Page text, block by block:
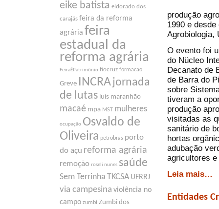
eike batista eldorado dos
carajás feira da reforma
agrária feira
estadual da
reforma agrária
FeiraÉPatrimônio fiocruz formacao
Greve INCRA jornada
de lutas luís maranhão
macaé mpa MST mulheres
ocupação Osvaldo de
Oliveira petrobras porto
do açu reforma agrária
remoção roseli nunes saúde
Sem Terrinha TKCSA UFRRJ
via campesina violência no
campo zumbi Zumbi dos
produção
1990 e
Agrobiologia,
O evento foi
do Nücleo
Decanato de
de Barra do
sobre
tiveram a
produção
visitadas as
sanitário de
hortas
adubação
agricultores
Leia mais…
Entidades